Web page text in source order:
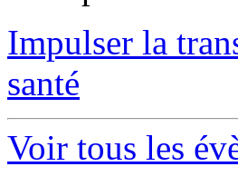
Impulser la
santé
Voir tous les